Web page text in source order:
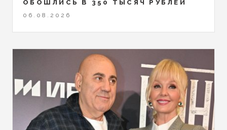
ОБОШЛИСЬ В 350 ТЫСЯЧ РУБЛЕЙ
06.08.2026